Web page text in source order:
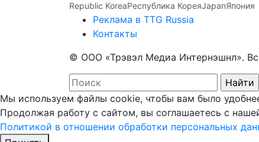
Republic KoreaРеспублика КореяJapanЯпония
Реклама в TTG Russia
Контакты
© ООО «Трэвэл Медиа Интернэшнл».
Мы используем файлы cookie, чтобы вам было
Продолжая работу с сайтом, вы соглашаетесь с
Политикой в отношении обработки персональных